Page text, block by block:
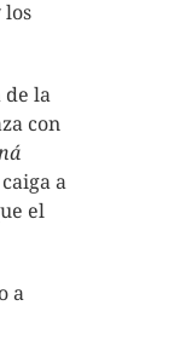
los
de la
con
a
el
a